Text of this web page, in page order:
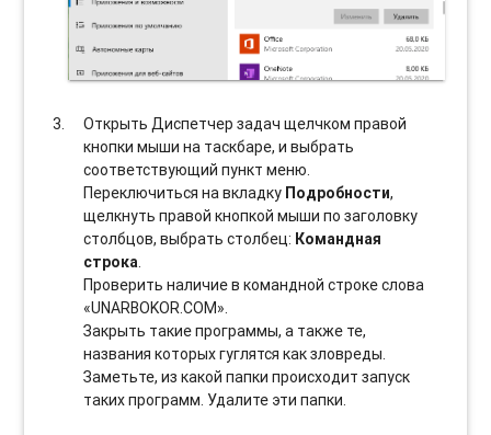
Открыть Диспетчер задач щелчком правой
кнопки мыши на таскбаре, и выбрать
соотвeтствующий пункт меню.
Переключиться на вкладку Подробности,
щелкнуть правой кнопкой мыши по заголовку
столбцов, выбрать столбец: Командная
строка.
Проверить наличие в командной строке слова
«UNARBOKOR.COM».
Закрыть такие программы, а также те,
названия которых гуглятся как зловреды.
Заметьте, из какой папки происходит запуск
таких программ. Удалите эти папки.